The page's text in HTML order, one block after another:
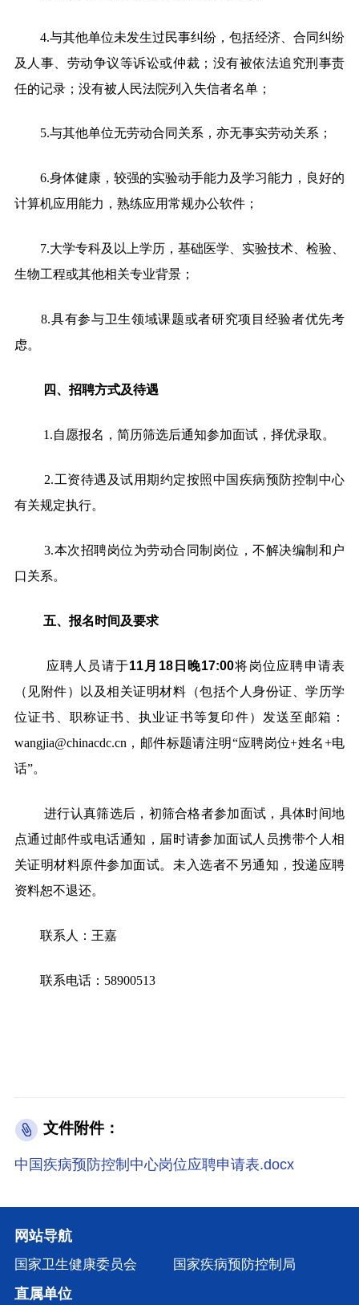
4.与其他单位未发生过民事纠纷，包括经济、合同纠纷
及人事、劳动争议等诉讼或仲裁；没有被依法追究刑事责
任的记录；没有被人民法院列入失信者名单；
5.与其他单位无劳动合同关系，亦无事实劳动关系；
6.身体健康，较强的实验动手能力及学习能力，良好的
计算机应用能力，熟练应用常规办公软件；
7.大学专科及以上学历，基础医学、实验技术、检验、
生物工程或其他相关专业背景；
8.具有参与卫生领域课题或者研究项目经验者优先考
虑。
四、招聘方式及待遇
1.自愿报名，简历筛选后通知参加面试，择优录取。
2.工资待遇及试用期约定按照中国疾病预防控制中心
有关规定执行。
3.本次招聘岗位为劳动合同制岗位，不解决编制和户
口关系。
五、报名时间及要求
应聘人员请于11月18日晚17:00将岗位应聘申请表
（见附件）以及相关证明材料（包括个人身份证、学历学
位证书、职称证书、执业证书等复印件）发送至邮箱：
wangjia@chinacdc.cn，邮件标题请注明“应聘岗位+姓名+电
话”。
进行认真筛选后，初筛合格者参加面试，具体时间地
点通过邮件或电话通知，届时请参加面试人员携带个人相
关证明材料原件参加面试。未入选者不另通知，投递应聘
资料恕不退还。
联系人：王嘉
联系电话：58900513
文件附件：
中国疾病预防控制中心岗位应聘申请表.docx
网站导航
国家卫生健康委员会 国家疾病预防控制局
直属单位